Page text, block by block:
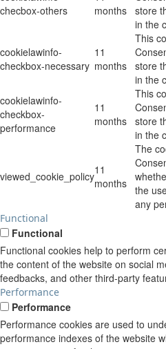
checbox-others
months store
in the
cookielawinfo-
checkbox-necessary
11
months
This
store
in the
cookielawinfo-
checkbox-
performance
11
months
This
store
in the
viewed_cookie_policy11
months
The
the
any
Functional
Functional
Functional cookies help to perform
the content of the website on social
feedbacks, and other third-party
Performance
Performance
Performance cookies are used to
performance indexes of the website